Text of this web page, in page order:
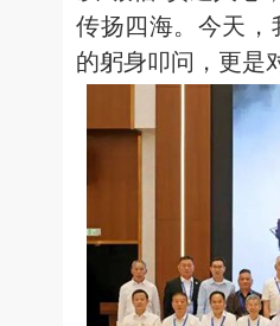
传扬四海。今天，
的躬身叩问，更是